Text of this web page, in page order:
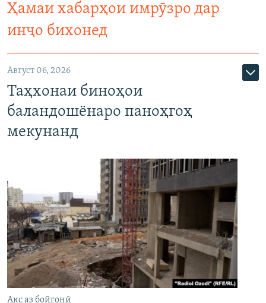
Ҳамаи хабарҳои имрӯзро дар
инҷо бихонед
Август 06, 2026
Таҳхонаи биноҳои
баландошёнаро паноҳгоҳ
мекунанд
Акс аз бойгонӣ